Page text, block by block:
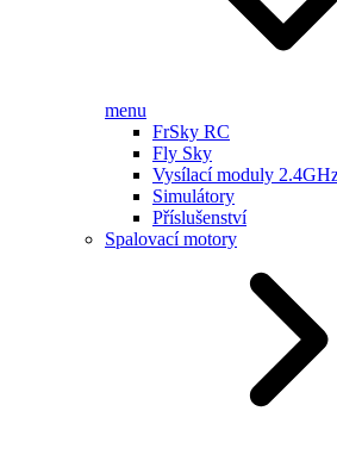
menu
FrSky RC
Fly Sky
Vysílací moduly
Simulátory
Příslušenství
Spalovací motory